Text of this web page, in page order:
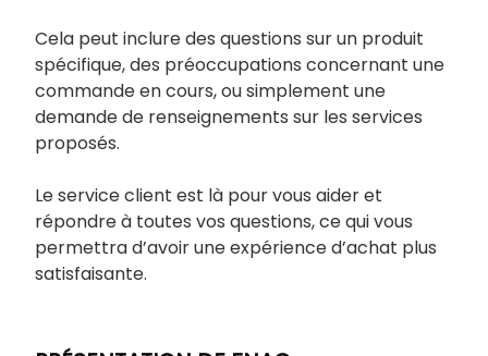
Cela peut inclure des questions sur un produit
spécifique, des préoccupations concernant une
commande en cours, ou simplement une
demande de renseignements sur les services
proposés.
Le service client est là pour vous aider et
répondre à toutes vos questions, ce qui vous
permettra d’avoir une expérience d’achat plus
satisfaisante.